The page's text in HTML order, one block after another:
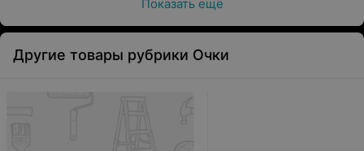
Показать ещё
Другие товары рубрики Очки